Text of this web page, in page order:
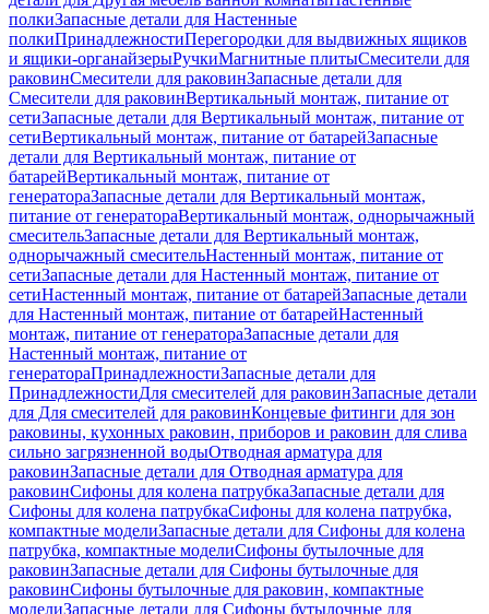
полкиЗапасные детали для Настенные
полкиПринадлежностиПерегородки для выдвижных ящиков
и ящики-органайзерыРучкиМагнитные плитыСмесители для
раковинСмесители для раковинЗапасные детали для
Смесители для раковинВертикальный монтаж, питание от
сетиЗапасные детали для Вертикальный монтаж, питание от
сетиВертикальный монтаж, питание от батарейЗапасные
детали для Вертикальный монтаж, питание от
батарейВертикальный монтаж, питание от
генератораЗапасные детали для Вертикальный монтаж,
питание от генератораВертикальный монтаж, однорычажный
смесительЗапасные детали для Вертикальный монтаж,
однорычажный смесительНастенный монтаж, питание от
сетиЗапасные детали для Настенный монтаж, питание от
сетиНастенный монтаж, питание от батарейЗапасные детали
для Настенный монтаж, питание от батарейНастенный
монтаж, питание от генератораЗапасные детали для
Настенный монтаж, питание от
генератораПринадлежностиЗапасные детали для
ПринадлежностиДля смесителей для раковинЗапасные детали
для Для смесителей для раковинКонцевые фитинги для зон
раковины, кухонных раковин, приборов и раковин для слива
сильно загрязненной водыОтводная арматура для
раковинЗапасные детали для Отводная арматура для
раковинСифоны для колена патрубкаЗапасные детали для
Сифоны для колена патрубкаСифоны для колена патрубка,
компактные моделиЗапасные детали для Сифоны для колена
патрубка, компактные моделиСифоны бутылочные для
раковинЗапасные детали для Сифоны бутылочные для
раковинСифоны бутылочные для раковин, компактные
моделиЗапасные детали для Сифоны бутылочные для